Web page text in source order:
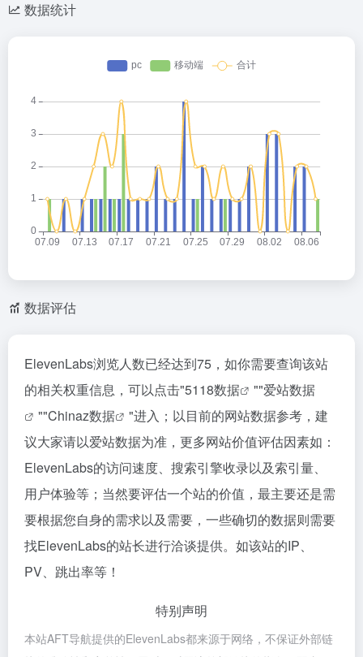
数据统计
数据评估
ElevenLabs浏览人数已经达到75，如你需要查询该站
的相关权重信息，可以点击"5118数据 ""爱站数据
""Chinaz数据
"进入；以目前的网站数据参考，建
议大家请以爱站数据为准，更多网站价值评估因素如：
ElevenLabs的访问速度、搜索引擎收录以及索引量、
用户体验等；当然要评估一个站的价值，最主要还是需
要根据您自身的需求以及需要，一些确切的数据则需要
找ElevenLabs的站长进行洽谈提供。如该站的IP、
PV、跳出率等！
特别声明
本站AFT导航提供的ElevenLabs都来源于网络，不保证外部链